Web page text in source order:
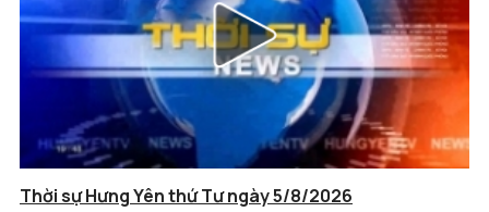
Thời sự Hưng Yên thứ Tư ngày 5/8/2026